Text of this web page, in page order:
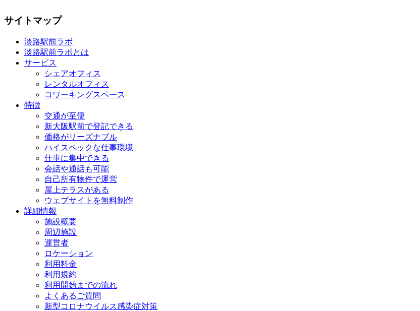
サイトマップ
淡路駅前ラボ
淡路駅前ラボとは
サービス
シェアオフィス
レンタルオフィス
コワーキングスペース
特徴
交通が至便
新大阪駅前で登記できる
価格がリーズナブル
ハイスペックな仕事環境
仕事に集中できる
会話や通話も可能
自己所有物件で運営
屋上テラスがある
ウェブサイトを無料制作
詳細情報
施設概要
周辺施設
運営者
ロケーション
利用料金
利用規約
利用開始までの流れ
よくあるご質問
新型コロナウイルス感染症対策